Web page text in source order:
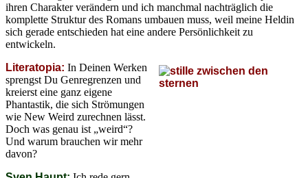
ihren Charakter verändern und ich manchmal nachträglich die
komplette Struktur des Romans umbauen muss, weil meine Heldin
sich gerade entschieden hat eine andere Persönlichkeit zu
entwickeln.
Literatopia: In Deinen Werken
sprengst Du Genregrenzen und
kreierst eine ganz eigene
Phantastik, die sich Strömungen
wie New Weird zurechnen lässt.
Doch was genau ist „weird“?
Und warum brauchen wir mehr
davon?